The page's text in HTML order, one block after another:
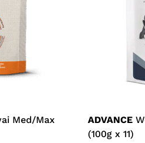
Med/Max
ADVANCE
(100g x 11)